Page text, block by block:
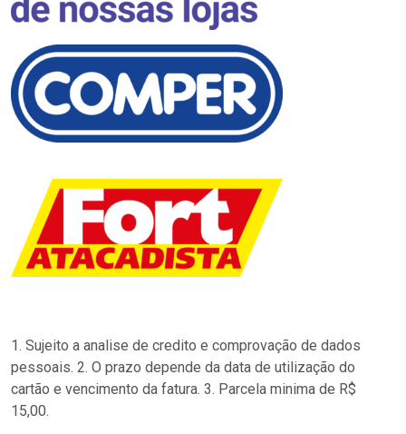
1. Sujeito a analise de credito e comprovação de dados
pessoais. 2. O prazo depende da data de utilização do
cartão e vencimento da fatura. 3. Parcela minima de R$
15,00.